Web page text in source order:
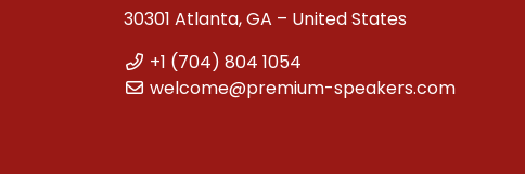
30301 Atlanta, GA – United States
+1 (704) 804 1054
welcome@premium-speakers.com